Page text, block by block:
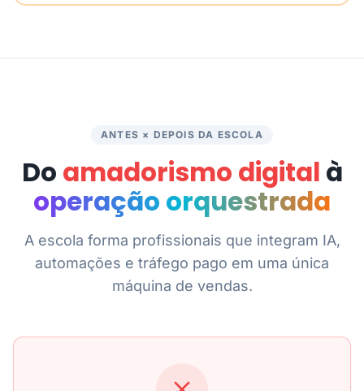
ANTES × DEPOIS DA ESCOLA
Do amadorismo digital à
operação orquestrada
A escola forma profissionais que integram IA,
automações e tráfego pago em uma única
máquina de vendas.